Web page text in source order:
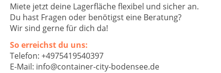
Miete jetzt deine Lagerfläche flexibel und sicher an.
Du hast Fragen oder benötigst eine Beratung?
Wir sind gerne für dich da!
So erreichst du uns:
Telefon: +4975419540397
E-Mail: info@container-city-bodensee.de